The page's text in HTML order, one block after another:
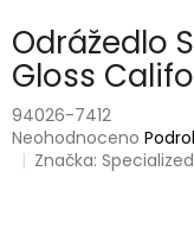
Odrážedlo
Gloss
94026-7412
Průměrné
hodnocení
Neohodnoceno
Značka:Specialized